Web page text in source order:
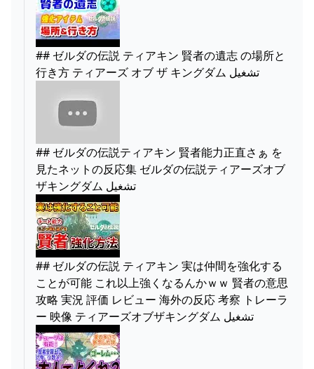
## ゼルダの伝説 ティアキン 賢者の遺志 の場所と
行き方 ティアーズ オブ ザ キングダム تشغيل
## ゼルダの伝説ティアキン 賢者能力正直さぁ を
見たネットの反応集 ゼルダの伝説ティアーズオブ
ザキングダム تشغيل
## ゼルダの伝説 ティアキン 実は仲間を強化する
ことが可能 これ以上強くなるんかｗｗ 賢者の意思
攻略 実況 評価 レビュー 海外の反応 考察 トレーラ
ー 映像 ティアーズオブザキングダム تشغيل